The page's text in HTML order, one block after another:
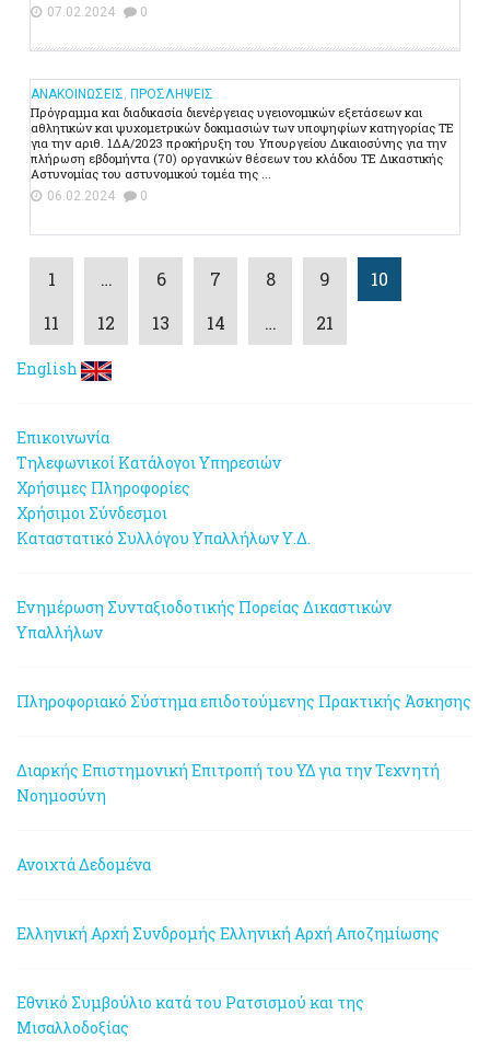
07.02.2024 0
ΑΝΑΚΟΙΝΩΣΕΙΣ, ΠΡΟΣΛΗΨΕΙΣ
Πρόγραμμα και διαδικασία διενέργειας υγειονομικών εξετάσεων και
αθλητικών και ψυχομετρικών δοκιμασιών των υποψηφίων κατηγορίας ΤΕ
για την αριθ. 1ΔΑ/2023 προκήρυξη του Υπουργείου Δικαιοσύνης για την
πλήρωση εβδομήντα (70) οργανικών θέσεων του κλάδου ΤΕ Δικαστικής
Αστυνομίας του αστυνομικού τομέα της ...
06.02.2024 0
1 … 6 7 8 9
10
11
12 13 14 … 21
English
Επικοινωνία
Τηλεφωνικοί Κατάλογοι Υπηρεσιών
Χρήσιμες Πληροφορίες
Χρήσιμοι Σύνδεσμοι
Καταστατικό Συλλόγου Υπαλλήλων Υ.Δ.
Ενημέρωση Συνταξιοδοτικής Πορείας Δικαστικών
Υπαλλήλων
Πληροφοριακό Σύστημα επιδοτούμενης Πρακτικής Άσκησης
Διαρκής Επιστημονική Επιτροπή του ΥΔ για την Τεχνητή
Νοημοσύνη
Ανοιχτά Δεδομένα
Ελληνική Αρχή Συνδρομής Ελληνική Αρχή Αποζημίωσης
Εθνικό Συμβούλιο κατά του Ρατσισμού και της
Μισαλλοδοξίας